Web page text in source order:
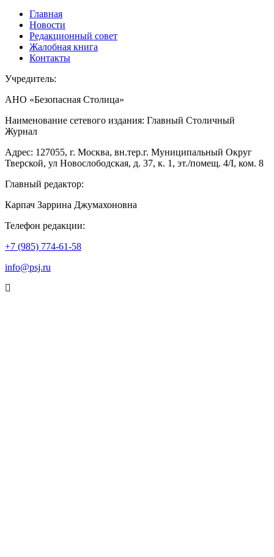
Главная
Новости
Редакционный совет
Жалобная книга
Контакты
Учредитель:
АНО «Безопасная Столица»
Наименование сетевого издания: Главный Столичный
Журнал
Адрес: 127055, г. Москва, вн.тер.г. Муниципальный Округ
Тверской, ул Новослободская, д. 37, к. 1, эт./помещ. 4/I, ком. 8
Главный редактор:
Карпач Заррина Джумахоновна
Телефон редакции:
+7 (985) 774-61-58
info@psj.ru